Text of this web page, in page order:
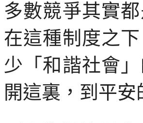
多數競爭其實
在這種制度之
少「和諧社會
開這裏，到平